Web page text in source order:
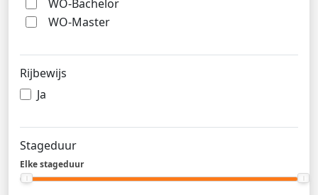
WO-Bachelor
WO-Master
Rijbewijs
Ja
Stageduur
Elke stageduur